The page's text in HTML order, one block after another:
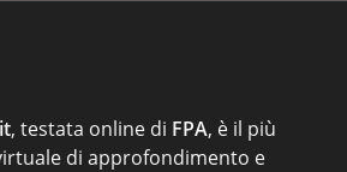
, testata online di FPA, è il più
di approfondimento e